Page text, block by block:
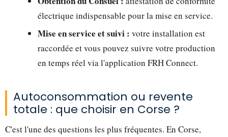
électrique indispensable pour la mise en service.
Mise en service et suivi : votre installation est
raccordée et vous pouvez suivre votre production
en temps réel via l'application FRH Connect.
Autoconsommation ou revente
totale : que choisir en Corse ?
C'est l'une des questions les plus fréquentes. En Corse,